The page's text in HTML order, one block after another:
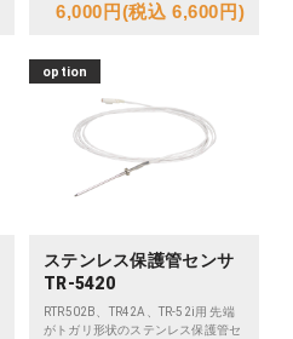
6,000円(税込 6,600円)
option
ステンレス保護管センサ
TR-5420
RTR502B、TR42A、TR-52i用 先端
がトガリ形状のステンレス保護管セ